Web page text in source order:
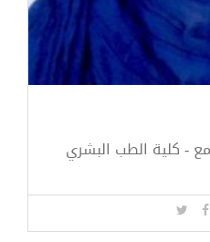
- كلية الطب البشري